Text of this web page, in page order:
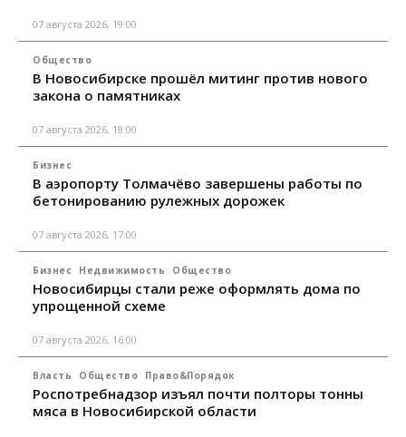
07 августа 2026, 19:00
Общество
В Новосибирске прошёл митинг против нового
закона о памятниках
07 августа 2026, 18:00
Бизнес
В аэропорту Толмачёво завершены работы по
бетонированию рулежных дорожек
07 августа 2026, 17:00
Бизнес Недвижимость Общество
Новосибирцы стали реже оформлять дома по
упрощенной схеме
07 августа 2026, 16:00
Власть Общество Право&Порядок
Роспотребнадзор изъял почти полторы тонны
мяса в Новосибирской области